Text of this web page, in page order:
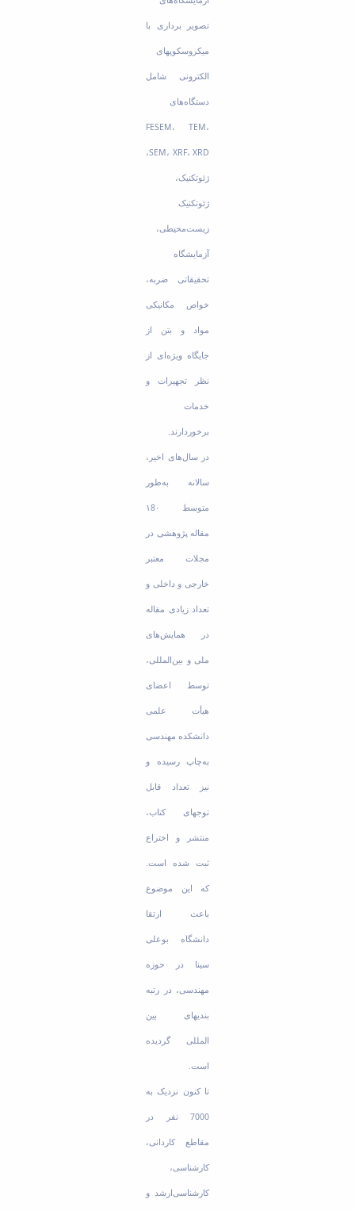
تصویر برداری با
میکروسکوپ­های
الکترونی شامل
دستگاه‌های
FESEM، TEM،
SEM، XRF، XRD،
ژئوتکنیک،
ژئوتکنیک
زیست‌محیطی،‌
آزمایشگاه
تحقیقاتی ضربه،
خواص مکانیکی
مواد و بتن از
جایگاه ویژه‌ای از
نظر تجهیزات و
خدمات
برخوردارند.
در سال‌های اخیر،
سالانه به‌طور
متوسط ۱8۰
مقاله پژوهشی در
مجلات معتبر
خارجی و داخلی و
تعداد زیادی مقاله
در همایش‌های
ملی و بین‌المللی،
توسط اعضای
هیأت علمی
دانشکده مهندسی
به‌چاپ رسیده و
نیز تعداد قابل
توجه­ای کتاب،
منتشر و اختراع
ثبت شده است.
که این موضوع
باعث ارتقا
دانشگاه بوعلی
سینا در حوزه
مهندسی، در رتبه
بندی­های بین
المللی گردیده
است.
تا کنون نزدیک به
7000 نفر در
مقاطع کاردانی،
کارشناسی،
کارشناسی‌ارشد و